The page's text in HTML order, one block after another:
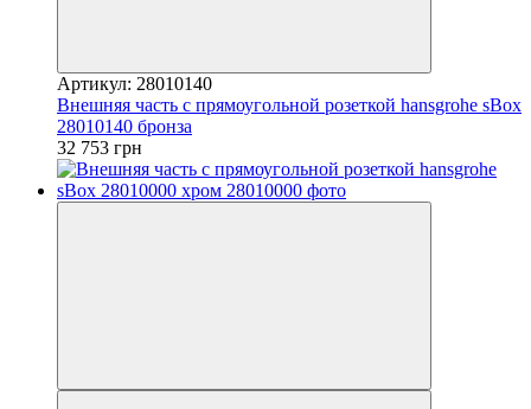
Артикул: 28010140
Внешняя часть с прямоугольной розеткой hansgrohe sBox
28010140 бронза
32 753 грн